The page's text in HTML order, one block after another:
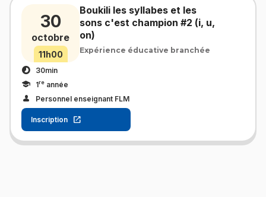
30
octobre
11h00
Boukili les syllabes et les
sons c'est champion #2 (i, u,
on)
Expérience éducative branchée
30min
1re année
Personnel enseignant FLM
Inscription